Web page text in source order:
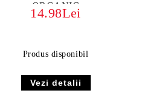
ORGANIC
14.98Lei
Produs disponibil
Vezi detalii